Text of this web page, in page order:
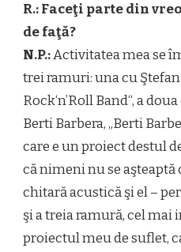
R.: Faceţi parte din
de faţă?
N.P.:Activitatea mea se
trei ramuri: una cu Ştefan
Rock‘n’Roll Band“, a
Berti Barbera, „Berti
care e un proiect destul
că nimeni nu se aşteaptă
chitară acustică şi el –
şi a treia ramură, cel
proiectul meu de suflet,